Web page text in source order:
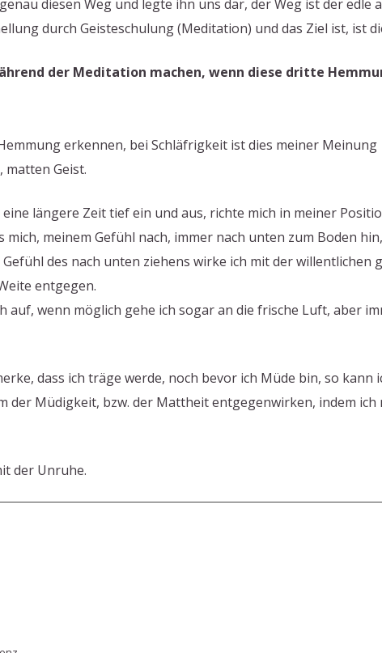
diesen Weg und legte ihn uns dar, der Weg ist der edle
durch Geisteschulung (Meditation) und das Ziel ist, ist
der Meditation machen, wenn diese dritte
erkennen, bei Schläfrigkeit ist dies meiner Meinung
matten Geist.
längere Zeit tief ein und aus, richte mich in meiner
mich, meinem Gefühl nach, immer nach unten zum Boden
des nach unten ziehens wirke ich mit der
entgegen.
auf, wenn möglich gehe ich sogar an die frische Luft, aber
dass ich träge werde, noch bevor ich Müde bin, so
der Müdigkeit, bzw. der Mattheit entgegenwirken, indem
der Unruhe.